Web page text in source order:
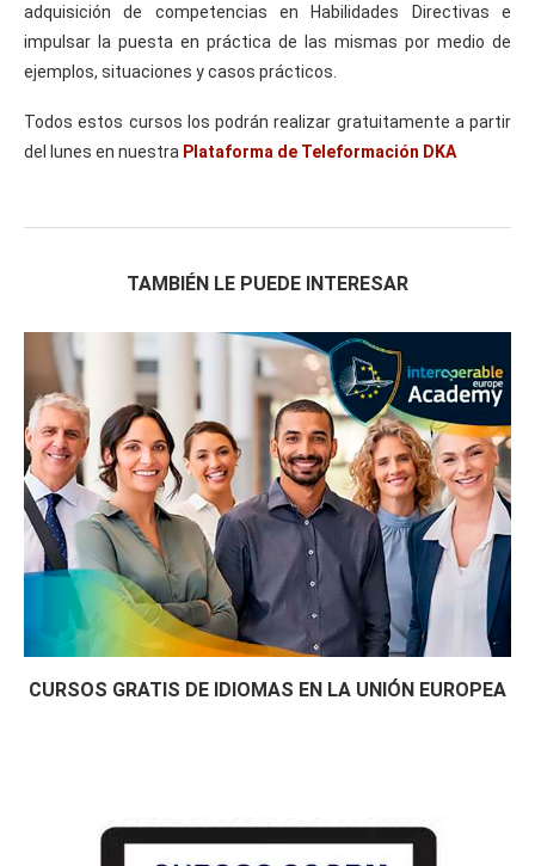
adquisición de competencias en Habilidades Directivas e
impulsar la puesta en práctica de las mismas por medio de
ejemplos, situaciones y casos prácticos.
Todos estos cursos los podrán realizar gratuitamente a partir
del lunes en nuestra Plataforma de Teleformación DKA
TAMBIÉN LE PUEDE INTERESAR
CURSOS GRATIS DE IDIOMAS EN LA UNIÓN EUROPEA